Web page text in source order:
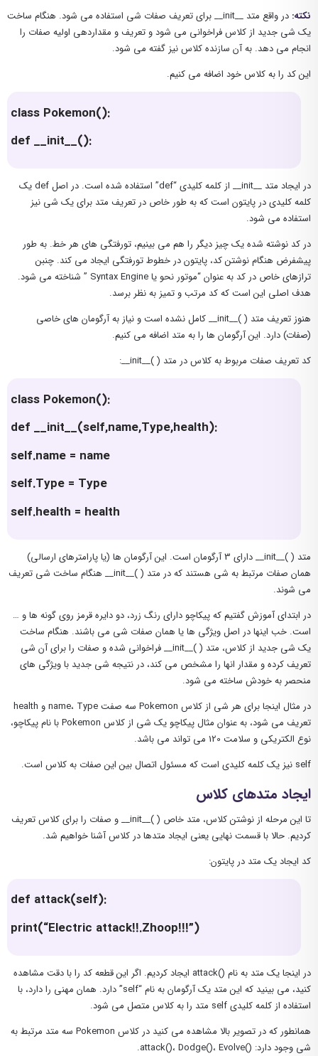
نکته:
در واقع متد __init__ برای تعریف صفات شی استفاده می شود. هنگام ساخت
یک شی جدید از کلاس فراخوانی می شود و تعریف و مقداردهی اولیه صفات را
انجام می دهد. به آن سازنده کلاس نیز گفته می شود.
این کد را به کلاس خود اضافه می کنیم.
class Pokemon():
def __init__():
در ایجاد متد __init__ از کلمه کلیدی “def” استفاده شده است. در اصل def یک
کلمه کلیدی در پایتون است که به طور خاص در تعریف متد برای یک شی نیز
استفاده می شود.
در کد نوشته شده یک چیز دیگر را هم می بینیم، تورفتگی های هر خط. به طور
پیشفرض هنگام نوشتن کد، پایتون در خطوط تورفتگی ایجاد می کند. چنبن
ترازهای خاص در کد به عنوان “موتور نحو یا Syntax Engine ” شناخته می شود.
هدف اصلی این است که کد مرتب و تمیز به نظر برسد.
هنوز تعریف متد ( )__init__ کامل نشده است و نیاز به آرگومان های خاصی
(صفات) دارد. این آرگومان ها را به متد اضافه می کنیم.
کد تعریف صفات مربوط به کلاس در متد ( )__init__:
class Pokemon():
def __init__(self,name,Type,health):
self.name = name
self.Type = Type
self.health = health
متد ( )__init__ دارای 3 آرگومان است. این آرگومان ها (یا پارامترهای ارسالی)
همان صفات مرتبط به شی هستند که در متد ( )__init__ هنگام ساخت شی تعریف
می شوند.
در ابتدای آموزش گفتیم که پیکاچو دارای رنگ زرد، دو دایره قرمز روی گونه ها و …
است. خب اینها در اصل ویژگی ها یا همان صفات شی می باشند. هنگام ساخت
یک شی جدید از کلاس، متد ( )__init__ فراخوانی شده و صفات را برای آن شی
تعریف کرده و مقدار انها را مشخص می کند، در نتیجه شی جدید با ویژگی های
منحصر به خودش ساخته می شود.
در مثال اینجا برای هر شی از کلاس Pokemon سه صفت name، Type و health
تعریف می شود، به عنوان مثال پیکاچو یک شی از کلاس Pokemon با نام پیکاچو،
نوع الکتریکی و سلامت 120 می تواند می باشد.
self نیز یک کلمه کلیدی است که مسئول اتصال بین این صفات به کلاس است.
ایجاد متدهای کلاس
تا این مرحله از نوشتن کلاس، متد خاص ( )__init__ و صفات را برای کلاس تعریف
کردیم. حالا با قسمت نهایی یعنی ایجاد متدها در کلاس آشنا خواهیم شد.
کد ایجاد یک متد در پایتون:
def attack(self):
print(“Electric attack!!.Zhoop!!!”)
در اینجا یک متد به نام ()attack ایجاد کردیم. اگر این قطعه کد را با دقت مشاهده
کنید، می بینید که این متد یک آرگومان به نام “self” دارد. همان مهنی را دارد، با
استفاده از کلمه کلیدی self متد را به کلاس متصل می شود.
همانطور که در تصویر بالا مشاهده می کنید در کلاس Pokemon سه متد مرتبط به
شی وجود دارد: ()attack()، Dodge()، Evolve.